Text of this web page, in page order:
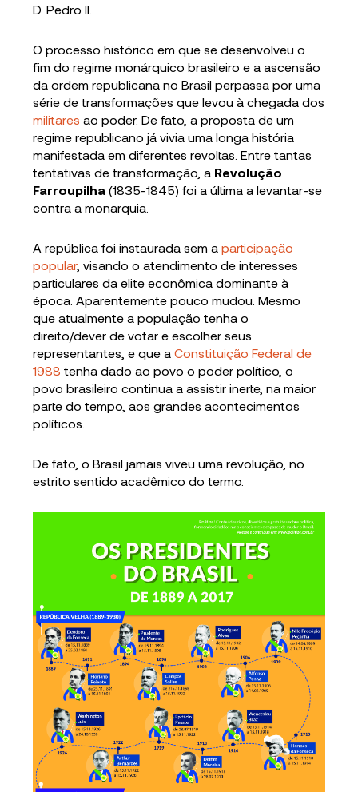
D. Pedro II.
O processo histórico em que se desenvolveu o
fim do regime monárquico brasileiro e a ascensão
da ordem republicana no Brasil perpassa por uma
série de transformações que levou à chegada dos
militares ao poder. De fato, a proposta de um
regime republicano já vivia uma longa história
manifestada em diferentes revoltas. Entre tantas
tentativas de transformação, a Revolução
Farroupilha (1835-1845) foi a última a levantar-se
contra a monarquia.
A república foi instaurada sem aparticipação
popular, visando o atendimento de interesses
particulares da elite econômica dominante à
época. Aparentemente pouco mudou. Mesmo
que atualmente a população tenha o
direito/dever de votar e escolher seus
representantes, e que aConstituição Federal de
1988 tenha dado ao povo o poder político, o
povo brasileiro continua a assistir inerte, na maior
parte do tempo, aos grandes acontecimentos
políticos.
De fato, o Brasil jamais viveu uma revolução, no
estrito sentido acadêmico do termo.